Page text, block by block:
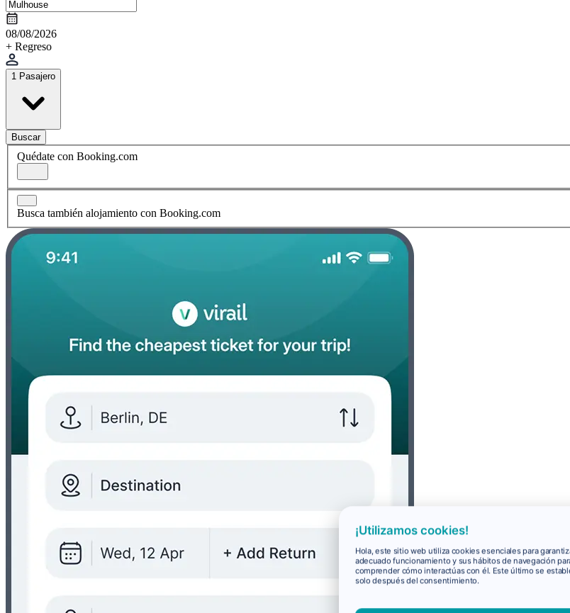
08/08/2026
+ Regreso
1 Pasajero
Buscar
Quédate con Booking.com
Busca también alojamiento con Booking.com
¡Utilizamos cookies!
Hola, este sitio web utiliza cookies esenciales para
adecuado funcionamiento y sus hábitos de navegación
comprender cómo interactúas con él. Este último se
solo después del consentimiento.